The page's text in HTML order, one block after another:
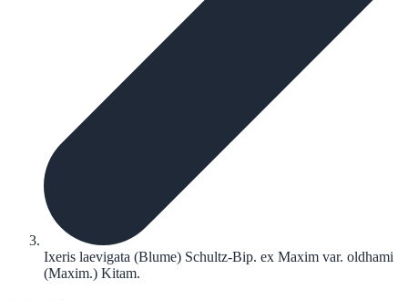
Ixeris laevigata (Blume) Schultz-Bip. ex Maxim var. oldhami
(Maxim.) Kitam.